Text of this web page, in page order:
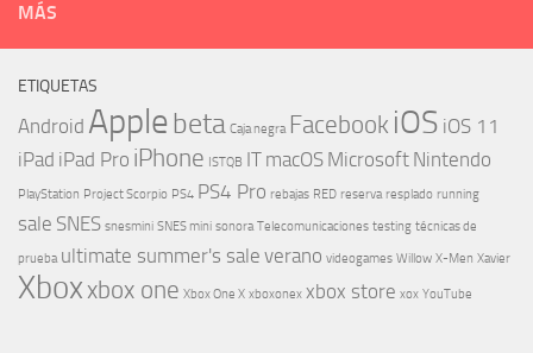
MÁS
ETIQUETAS
Android Applebeta Caja negra Facebook iOS iOS 11
iPad iPad Pro iPhone ISTQB IT macOS Microsoft Nintendo
PlayStation Project Scorpio PS4 PS4 Pro rebajas RED reserva resplado running
sale SNES snesmini SNES mini sonora Telecomunicaciones testing técnicas de
prueba ultimate summer's sale verano videogames Willow X-Men Xavier
Xboxxbox one Xbox One X xboxonex xbox store xox YouTube